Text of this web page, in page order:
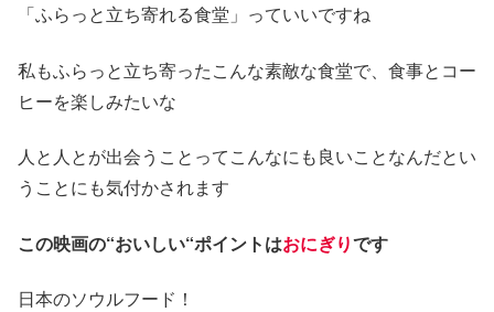
「ふらっと立ち寄れる食堂」っていいですね
私もふらっと立ち寄ったこんな素敵な食堂で、食事とコー
ヒーを楽しみたいな
人と人とが出会うことってこんなにも良いことなんだとい
うことにも気付かされます
この映画の“おいしい“ポイントはおにぎりです
日本のソウルフード！